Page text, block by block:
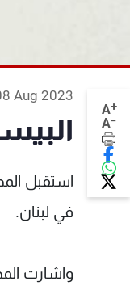
A+
A-
Aug 2023
استقبل
في لبنان.
واشارت